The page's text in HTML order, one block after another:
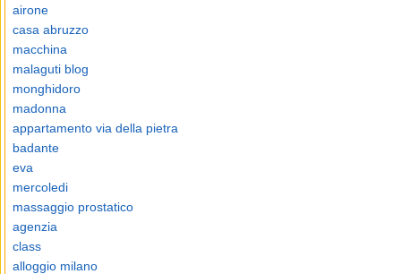
airone
casa abruzzo
macchina
malaguti blog
monghidoro
madonna
appartamento via della pietra
badante
eva
mercoledi
massaggio prostatico
agenzia
class
alloggio milano